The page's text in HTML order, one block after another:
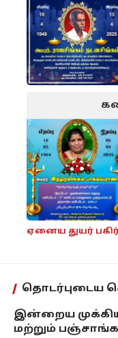
ஏனைய துயர்
தொடர்புடைய
இன்றைய
மற்றும்